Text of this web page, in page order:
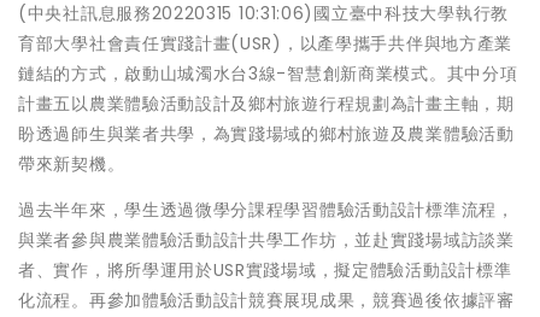
(中央社訊息服務20220315 10:31:06)國立臺中科技大學執行教
育部大學社會責任實踐計畫(USR)，以產學攜手共伴與地方產業
鏈結的方式，啟動山城濁水台3線-智慧創新商業模式。其中分項
計畫五以農業體驗活動設計及鄉村旅遊行程規劃為計畫主軸，期
盼透過師生與業者共學，為實踐場域的鄉村旅遊及農業體驗活動
帶來新契機。
過去半年來，學生透過微學分課程學習體驗活動設計標準流程，
與業者參與農業體驗活動設計共學工作坊，並赴實踐場域訪談業
者、實作，將所學運用於USR實踐場域，擬定體驗活動設計標準
化流程。再參加體驗活動設計競賽展現成果，競賽過後依據評審